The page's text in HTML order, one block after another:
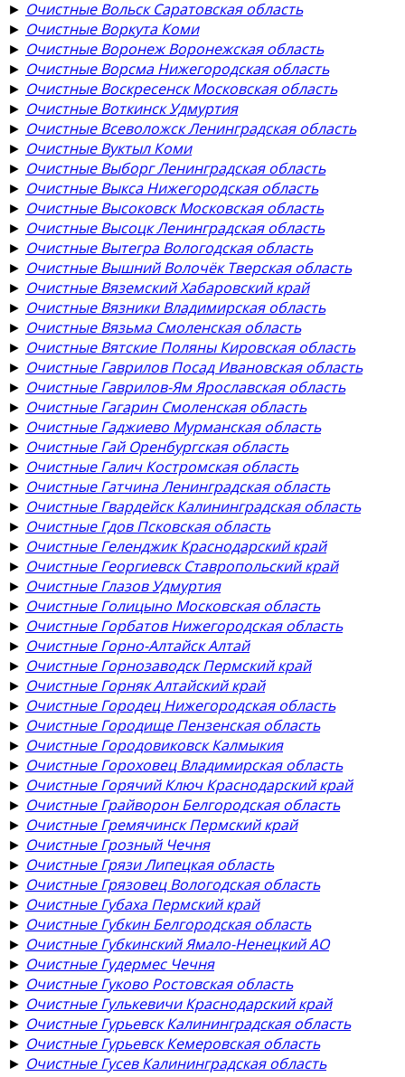
► Очистные Вольск Саратовская область
► Очистные Воркута Коми
► Очистные Воронеж Воронежская область
► Очистные Ворсма Нижегородская область
► Очистные Воскресенск Московская область
► Очистные Воткинск Удмуртия
► Очистные Всеволожск Ленинградская область
► Очистные Вуктыл Коми
► Очистные Выборг Ленинградская область
► Очистные Выкса Нижегородская область
► Очистные Высоковск Московская область
► Очистные Высоцк Ленинградская область
► Очистные Вытегра Вологодская область
► Очистные Вышний Волочёк Тверская область
► Очистные Вяземский Хабаровский край
► Очистные Вязники Владимирская область
► Очистные Вязьма Смоленская область
► Очистные Вятские Поляны Кировская область
► Очистные Гаврилов Посад Ивановская область
► Очистные Гаврилов-Ям Ярославская область
► Очистные Гагарин Смоленская область
► Очистные Гаджиево Мурманская область
► Очистные Гай Оренбургская область
► Очистные Галич Костромская область
► Очистные Гатчина Ленинградская область
► Очистные Гвардейск Калининградская область
► Очистные Гдов Псковская область
► Очистные Геленджик Краснодарский край
► Очистные Георгиевск Ставропольский край
► Очистные Глазов Удмуртия
► Очистные Голицыно Московская область
► Очистные Горбатов Нижегородская область
► Очистные Горно-Алтайск Алтай
► Очистные Горнозаводск Пермский край
► Очистные Горняк Алтайский край
► Очистные Городец Нижегородская область
► Очистные Городище Пензенская область
► Очистные Городовиковск Калмыкия
► Очистные Гороховец Владимирская область
► Очистные Горячий Ключ Краснодарский край
► Очистные Грайворон Белгородская область
► Очистные Гремячинск Пермский край
► Очистные Грозный Чечня
► Очистные Грязи Липецкая область
► Очистные Грязовец Вологодская область
► Очистные Губаха Пермский край
► Очистные Губкин Белгородская область
► Очистные Губкинский Ямало-Ненецкий АО
► Очистные Гудермес Чечня
► Очистные Гуково Ростовская область
► Очистные Гулькевичи Краснодарский край
► Очистные Гурьевск Калининградская область
► Очистные Гурьевск Кемеровская область
► Очистные Гусев Калининградская область